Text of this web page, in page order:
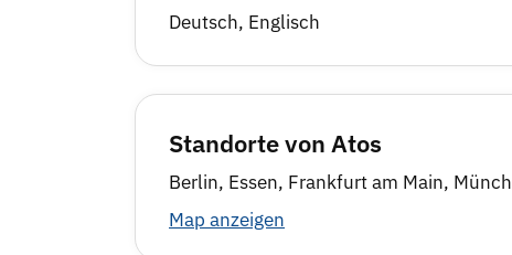
Deutsch, Englisch
Standorte von Atos
Berlin, Essen, Frankfurt am Main,
Map anzeigen